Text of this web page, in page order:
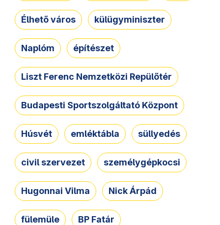
Élhető város külügyminiszter
Naplóm építészet
Liszt Ferenc Nemzetközi Repülőtér
Budapesti Sportszolgáltató Központ
Húsvét emléktábla süllyedés
civil szervezet személygépkocsi
Hugonnai Vilma Nick Árpád
fülemüle BP Fatár